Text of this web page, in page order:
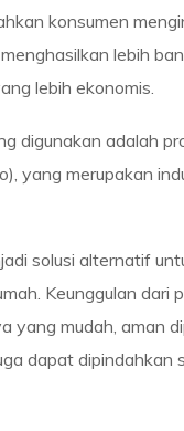
konsumen
lebih
lebih ekonomis.
digunakan adalah
yang merupakan
solusi alternatif
Keunggulan dari
yang mudah, aman
dapat dipindahkan